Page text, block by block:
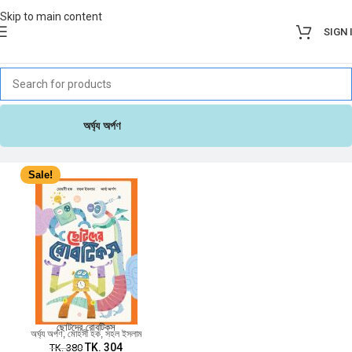
Skip to main content
SIGN
অর্ঘ্য অর্পণ
Sale!
ছোটদের রোবটিকস
অর্ঘ্য অর্পণ,মোহসী হক, সহল ইসলাম
TK.380 TK. 304